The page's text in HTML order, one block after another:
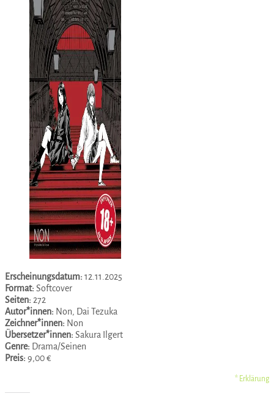
Erscheinungsdatum: 12.11.2025
Format: Softcover
Seiten: 272
Autor*innen: Non, Dai Tezuka
Zeichner*innen: Non
Übersetzer*innen: Sakura Ilgert
Genre: Drama/Seinen
Preis: 9,00 €
* Erklärung